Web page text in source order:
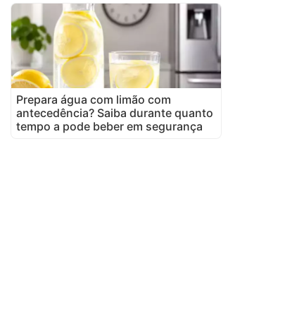
Prepara água com limão com
antecedência? Saiba durante quanto
tempo a pode beber em segurança